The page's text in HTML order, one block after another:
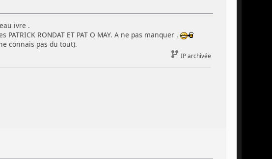
ivre .
RONDAT ET PAT O MAY. A ne pas manquer .
connais pas du tout).
IP archivée